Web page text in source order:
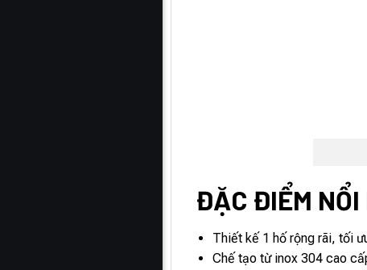
ĐẶC ĐIỂM NỔI
Thiết kế 1 hố rộng rãi, tối
Chế tạo từ inox 304 cao